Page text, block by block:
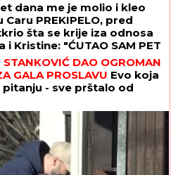
dana me je molio i kleo
Caru PREKIPELO, pred
šta se krije iza odnosa
i Kristine: "ĆUTAO SAM PET
STANKOVIĆ DAO OGROMAN
GALA PROSLAVU Evo koja
pitanju - sve prštalo od